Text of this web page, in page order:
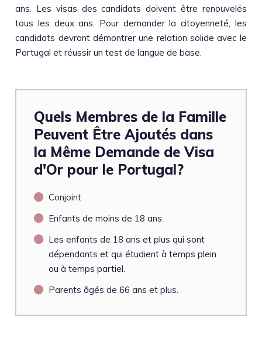
ans. Les visas des candidats doivent être renouvelés
tous les deux ans. Pour demander la citoyenneté, les
candidats devront démontrer une relation solide avec le
Portugal et réussir un test de langue de base.
Quels Membres de la Famille
Peuvent Être Ajoutés dans
la Même Demande de Visa
d'Or pour le Portugal?
Conjoint
Enfants de moins de 18 ans.
Les enfants de 18 ans et plus qui sont
dépendants et qui étudient à temps plein
ou à temps partiel.
Parents âgés de 66 ans et plus.